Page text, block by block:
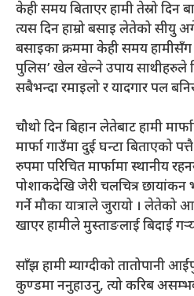
केही समय बिताएर हामी तेस्रो दिन
त्यस दिन हाम्रो बसाइ लेतेको सीयु
बसाइका क्रममा केही समय हामीसँग
पुलिस’ खेल खेल्ने उपाय साथीहरुले
सबैभन्दा रमाइलो र यादगार पल
चौथो दिन बिहान लेतेबाट हामी
मार्फा गाउँमा दुई घन्टा बिताएको
रुपमा परिचित मार्फामा स्थानीय
पोशाकदेखि जेरी चलचित्र
गर्ने मौका यात्राले जुरायो । लेतेको
खाएर हामीले मुस्ताङलाई बिदाई
साँझ हामी म्याग्दीको तातोपानी
कुण्डमा ननुहाउनु, त्यो करिब